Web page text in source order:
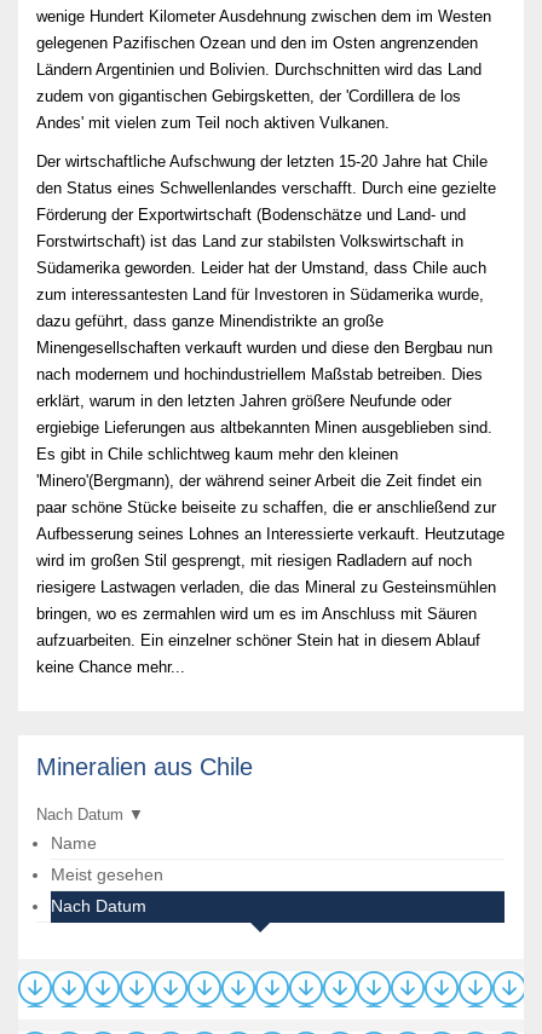
wenige Hundert Kilometer Ausdehnung zwischen dem im Westen
gelegenen Pazifischen Ozean und den im Osten angrenzenden
Ländern Argentinien und Bolivien. Durchschnitten wird das Land
zudem von gigantischen Gebirgsketten, der 'Cordillera de los
Andes' mit vielen zum Teil noch aktiven Vulkanen.
Der wirtschaftliche Aufschwung der letzten 15-20 Jahre hat Chile
den Status eines Schwellenlandes verschafft. Durch eine gezielte
Förderung der Exportwirtschaft (Bodenschätze und Land- und
Forstwirtschaft) ist das Land zur stabilsten Volkswirtschaft in
Südamerika geworden. Leider hat der Umstand, dass Chile auch
zum interessantesten Land für Investoren in Südamerika wurde,
dazu geführt, dass ganze Minendistrikte an große
Minengesellschaften verkauft wurden und diese den Bergbau nun
nach modernem und hochindustriellem Maßstab betreiben. Dies
erklärt, warum in den letzten Jahren größere Neufunde oder
ergiebige Lieferungen aus altbekannten Minen ausgeblieben sind.
Es gibt in Chile schlichtweg kaum mehr den kleinen
'Minero'(Bergmann), der während seiner Arbeit die Zeit findet ein
paar schöne Stücke beiseite zu schaffen, die er anschließend zur
Aufbesserung seines Lohnes an Interessierte verkauft. Heutzutage
wird im großen Stil gesprengt, mit riesigen Radladern auf noch
riesigere Lastwagen verladen, die das Mineral zu Gesteinsmühlen
bringen, wo es zermahlen wird um es im Anschluss mit Säuren
aufzuarbeiten. Ein einzelner schöner Stein hat in diesem Ablauf
keine Chance mehr...
Mineralien aus Chile
Nach Datum ▼
Name
Meist gesehen
Nach Datum